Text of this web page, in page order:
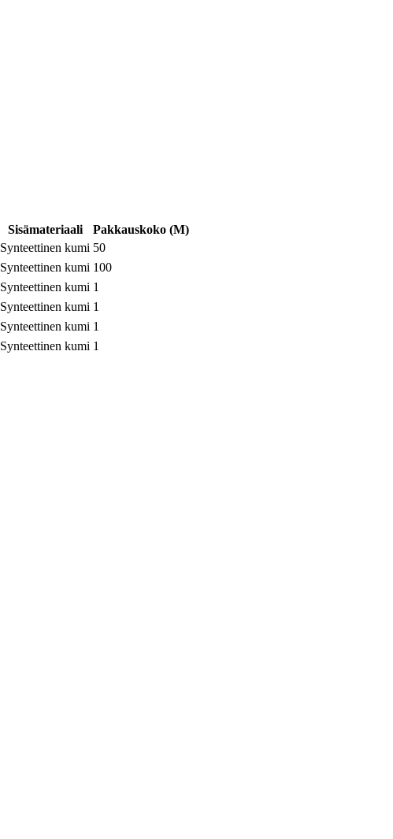
Sisämateriaali Pakkauskoko (M)
Synteettinen kumi 50
Synteettinen kumi 100
Synteettinen kumi 1
Synteettinen kumi 1
Synteettinen kumi 1
Synteettinen kumi 1